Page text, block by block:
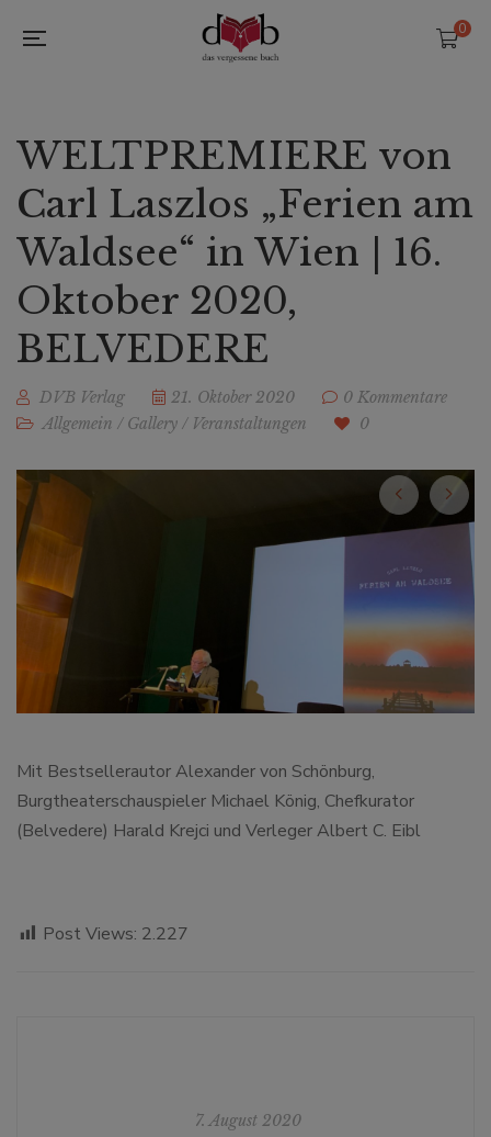
0
WELTPREMIERE von
Carl Laszlos „Ferien am
Waldsee“ in Wien | 16.
Oktober 2020,
BELVEDERE
DVB Verlag 21. Oktober 2020
0 Kommentare
Allgemein / Gallery / Veranstaltungen 0
Mit Bestsellerautor Alexander von Schönburg,
Burgtheaterschauspieler Michael König, Chefkurator
(Belvedere) Harald Krejci und Verleger Albert C. Eibl
Post Views: 2.227
7. August 2020